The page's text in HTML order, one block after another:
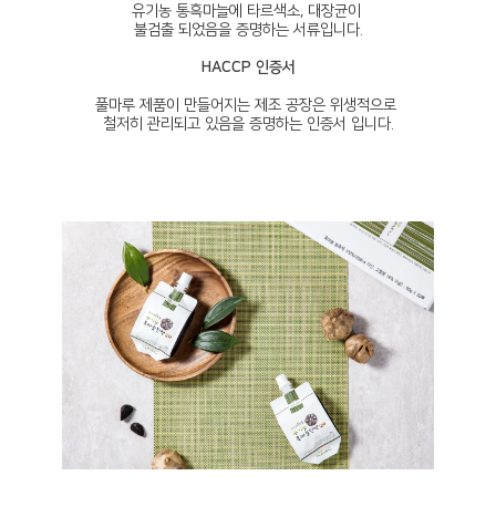
유기농 통흑마늘에 타르색소, 대장균이
불검출 되었음을 증명하는 서류입니다.
HACCP 인증서
풀마루 제품이 만들어지는 제조 공장은 위생적으로
철저히 관리되고 있음을 증명하는 인증서 입니다.